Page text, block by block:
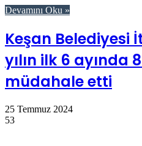
Devamını Oku »
Keşan Belediyesi
yılın ilk 6 ayında
müdahale etti
25 Temmuz 2024
53